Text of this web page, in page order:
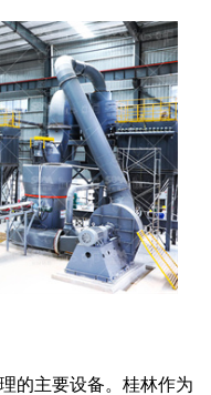
的主要设备。桂林作为